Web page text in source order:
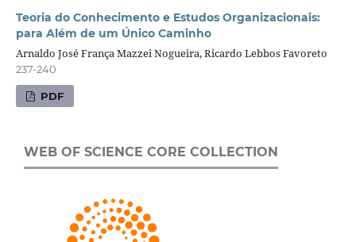
Teoria do Conhecimento e Estudos Organizacionais:
para Além de um Único Caminho
Arnaldo José França Mazzei Nogueira, Ricardo Lebbos Favoreto
237-240
PDF
WEB OF SCIENCE CORE COLLECTION